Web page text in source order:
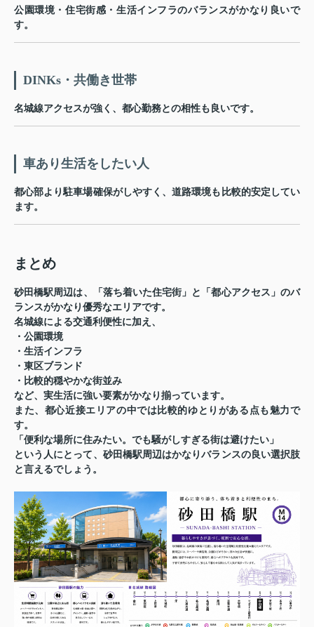
公園環境・住宅街感・生活インフラのバランスがかなり良いで
す。
DINKs・共働き世帯
名城線アクセスが強く、都心勤務との相性も良いです。
車あり生活をしたい人
都心部より駐車場確保がしやすく、道路環境も比較的安定してい
ます。
まとめ
砂田橋駅周辺は、「落ち着いた住宅街」と「都心アクセス」のバ
ランスがかなり優秀なエリアです。
名城線による交通利便性に加え、
・公園環境
・生活インフラ
・東区ブランド
・比較的穏やかな街並み
など、実生活に強い要素がかなり揃っています。
また、都心近接エリアの中では比較的ゆとりがある点も魅力で
す。
「便利な場所に住みたい。でも騒がしすぎる街は避けたい」
という人にとって、砂田橋駅周辺はかなりバランスの良い選択肢
と言えるでしょう。